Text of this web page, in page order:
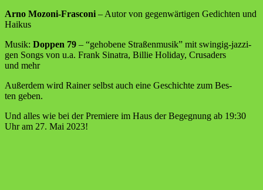
Arno Mozo­ni-Fras­co­ni– Autor von gegen­wär­ti­gen Gedich­ten und
Haikus
Musik: Dop­pen 79 – “geho­be­ne Stra­ßen­mu­sik” mit swin­gig-jaz­zi­
gen Songs von u.a. Frank Sina­tra, Bil­lie Holi­day, Cru­saders
und mehr
Außer­dem wird Rai­ner selbst auch eine Geschich­te zum Bes­
ten geben.
Und alles wie bei der Pre­mie­re im Haus der Begeg­nung ab 19:30
Uhr am 27. Mai 2023!